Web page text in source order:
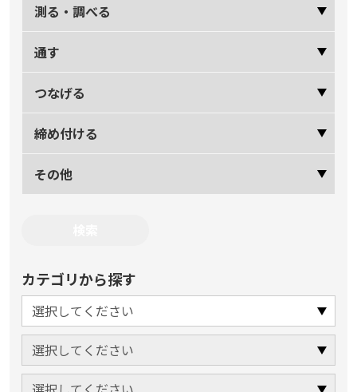
測る・調べる
通す
つなげる
締め付ける
その他
カテゴリから探す